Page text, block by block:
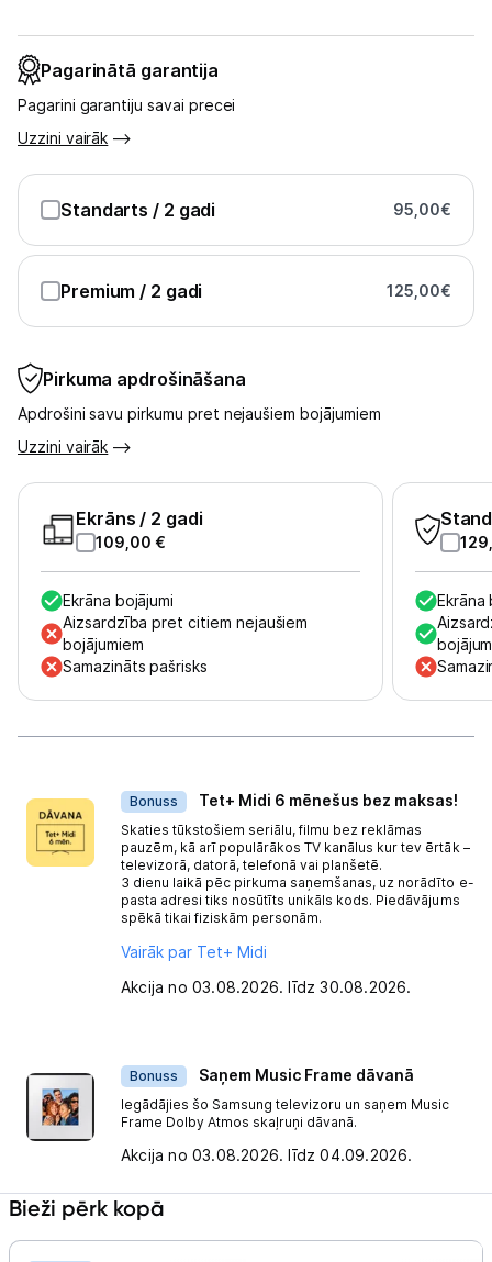
Pirkuma apdrošināšana
Apdrošini savu pirkumu pret nejaušiem bojājumiem
Uzzini vairāk
Ekrāns / 2 gadi
109,00 €
Ekrāna bojājumi
Aizsardzība pret citiem nejaušiem
bojājumiem
Samazināts pašrisks
Ekrāna
Pagarinātā garantija
Pagarini garantiju savai precei
Uzzini vairāk
Standarts / 2 gadi 95,00€
Premium / 2 gadi 125,00€
Bonuss Tet+ Midi 6 mēnešus bez maksas!
Skaties tūkstošiem seriālu, filmu bez reklāmas
pauzēm, kā arī populārākos TV kanālus kur tev ērtāk –
televizorā, datorā, telefonā vai planšetē.
3 dienu laikā pēc pirkuma saņemšanas, uz norādīto e-
pasta adresi tiks nosūtīts unikāls kods. Piedāvājums
spēkā tikai fiziskām personām.
Vairāk par Tet+ Midi
Akcija no 03.08.2026. līdz 30.08.2026.
Bonuss Saņem Music Frame dāvanā
Iegādājies šo Samsung televizoru un saņem Music
Frame Dolby Atmos skaļruņi dāvanā.
Akcija no 03.08.2026. līdz 04.09.2026.
Bieži pērk kopā